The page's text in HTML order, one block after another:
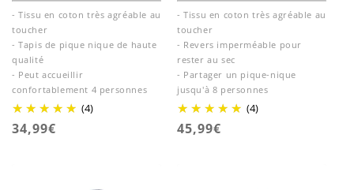
- Tissu en coton très agréable au
toucher
- Tapis de pique nique de haute
qualité
- Peut accueillir
confortablement 4 personnes
(4)
Prix
34,99€
- Tissu en coton très agréable au
toucher
- Revers imperméable pour
rester au sec
- Partager un pique-nique
jusqu'à 8 personnes
(4)
Prix
45,99€